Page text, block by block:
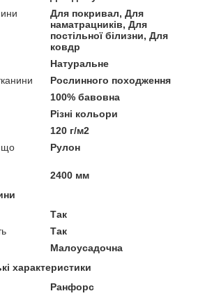
Для покривал, Для
наматрацників, Для
постільної білизни, Для
ковдр
Натуральне
Рослинного походження
100% бавовна
Різні кольори
120 г/м2
що
Рулон
2400 мм
Так
Так
Малоусадочна
характеристики
Ранфорс